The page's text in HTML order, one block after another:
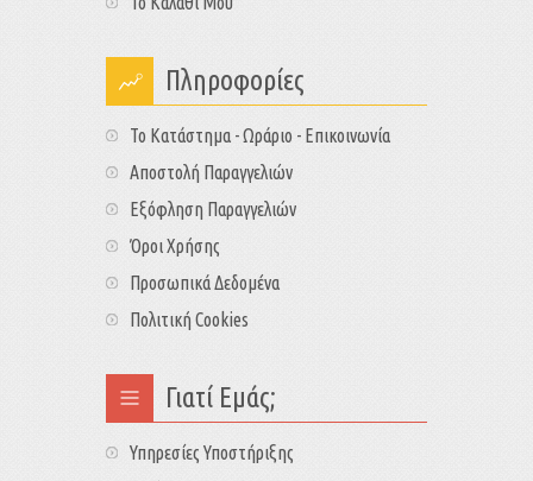
Πληροφορίες
Το Κατάστημα - Ωράριο - Επικοινωνία
Αποστολή Παραγγελιών
Εξόφληση Παραγγελιών
Όροι Χρήσης
Προσωπικά Δεδομένα
Πολιτική Cookies
Γιατί Εμάς;
Υπηρεσίες Υποστήριξης